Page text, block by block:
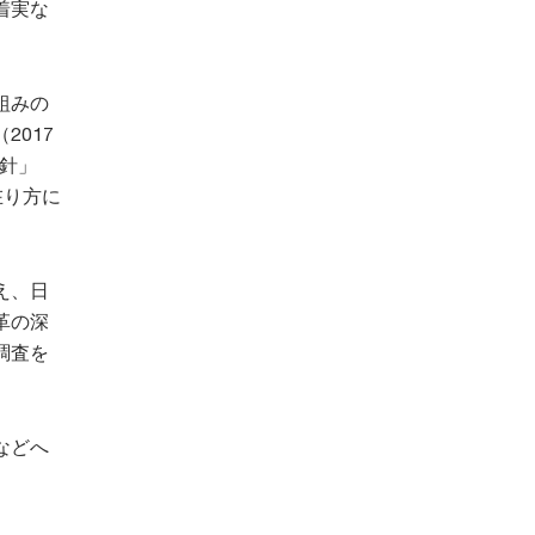
実な
みの
2017
」
方に
、日
の深
査を
どへ